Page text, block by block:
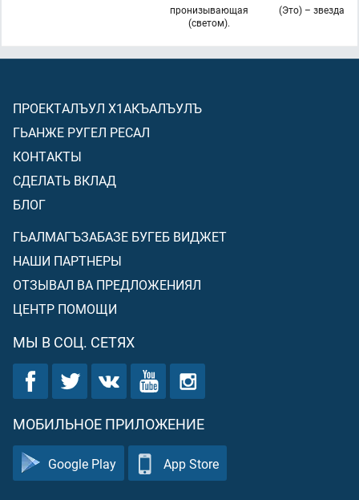
(Это) – звезда
пронизывающая
(светом).
ПРОЕКТАЛЪУЛ Х1АКЪАЛЪУЛЪ
ГЬАНЖЕ РУГЕЛ РЕСАЛ
КОНТАКТЫ
СДЕЛАТЬ ВКЛАД
БЛОГ
ГЬАЛМАГЪЗАБАЗЕ БУГЕБ ВИДЖЕТ
НАШИ ПАРТНЕРЫ
ОТЗЫВАЛ ВА ПРЕДЛОЖЕНИЯЛ
ЦЕНТР ПОМОЩИ
МЫ В СОЦ. СЕТЯХ
МОБИЛЬНОЕ ПРИЛОЖЕНИЕ
Google Play App Store